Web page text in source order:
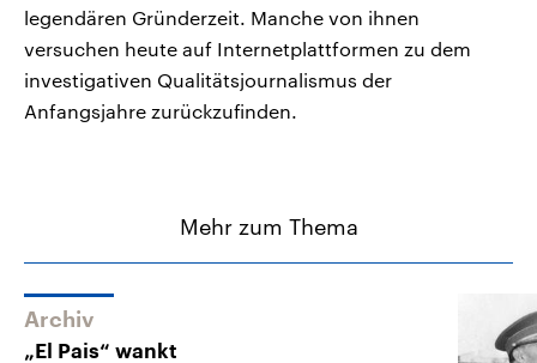
legendären Gründerzeit. Manche von ihnen
versuchen heute auf Internetplattformen zu dem
investigativen Qualitätsjournalismus der
Anfangsjahre zurückzufinden.
Mehr zum Thema
Archiv
„El Pais“ wankt